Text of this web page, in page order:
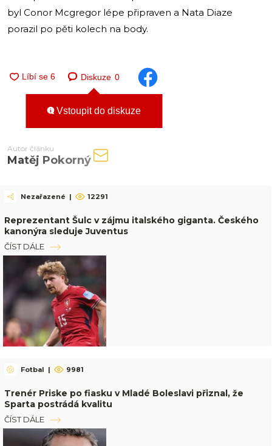
byl Conor Mcgregor lépe připraven a Nata Diaze
porazil po pěti kolech na body.
Diskuze 0
Vstoupit do diskuze
Autor článku
Matěj Pokorný
Nezařazené | 12291
Reprezentant Šulc v zájmu italského giganta. Českého
kanonýra sleduje Juventus
ČÍST DÁLE
Fotbal | 9981
Trenér Priske po fiasku v Mladé Boleslavi přiznal, že
Sparta postrádá kvalitu
ČÍST DÁLE